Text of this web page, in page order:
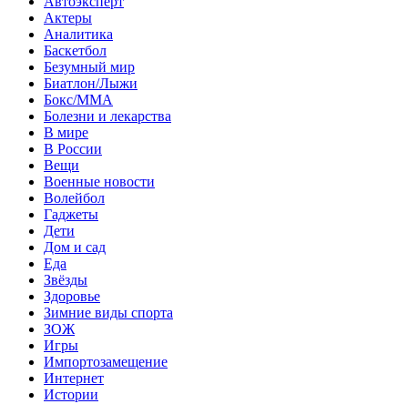
Актеры
Аналитика
Баскетбол
Безумный мир
Биатлон/Лыжи
Бокс/MMA
Болезни и лекарства
В мире
В России
Вещи
Военные новости
Волейбол
Гаджеты
Дети
Дом и сад
Еда
Звёзды
Здоровье
Зимние виды спорта
ЗОЖ
Игры
Импортозамещение
Интернет
Истории